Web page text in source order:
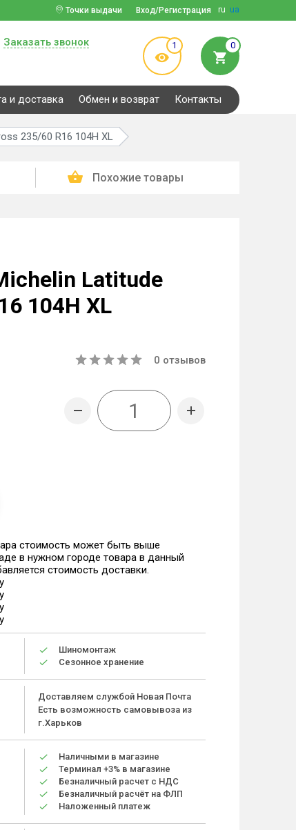
ru ua
Вход/Регистрация
Точки выдачи
Заказать звонок 1 0
и доставка Обмен и возврат Контакты
235/60 R16 104H XL
Похожие товары
Latitude
104H XL
0 отзывов
стоимость может быть выше
в нужном городе товара в данный
стоимость доставки.
Шиномонтаж
Сезонное хранение
Доставляем службой Новая Почта
Есть возможность самовывоза из
г.Харьков
Наличными в магазине
Терминал +3% в магазине
Безналичный расчет с НДС
Безналичный расчёт на ФЛП
Наложенный платеж